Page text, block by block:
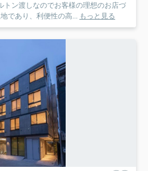
トン渡しなのでお客様の理想のお店づ
であり、利便性の高...
もっと見る